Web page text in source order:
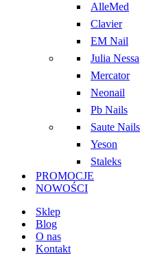
AlleMed
Clavier
EM Nail
Julia Nessa
Mercator
Neonail
Pb Nails
Saute Nails
Yeson
Staleks
PROMOCJE
NOWOŚCI
Sklep
Blog
O nas
Kontakt